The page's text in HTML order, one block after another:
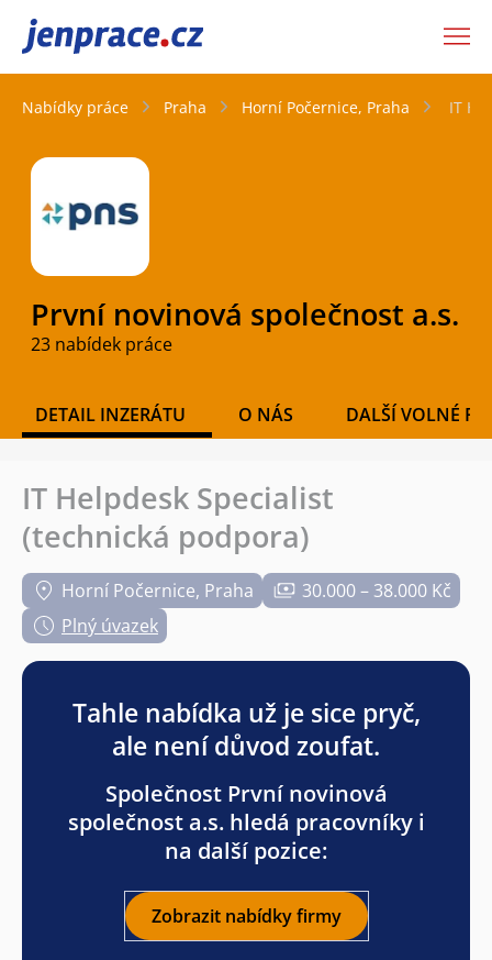
JenPráce.cz
Nabídky práce Praha Horní Počernice, Praha IT
První novinová společnost a.s.
23 nabídek práce
DETAIL INZERÁTU O NÁS DALŠÍ VOLNÉ
IT Helpdesk Specialist
(technická podpora)
Horní Počernice, Praha
30.000 – 38.000 Kč
Plný úvazek
Tahle nabídka už je sice pryč,
ale není důvod zoufat.
Společnost První novinová
společnost a.s. hledá pracovníky i
na další pozice:
Zobrazit nabídky firmy